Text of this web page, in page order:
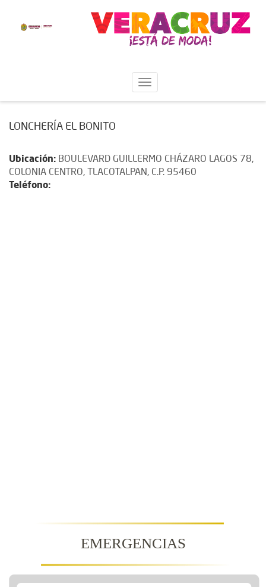
LONCHERÍA EL BONITO
Ubicación: BOULEVARD GUILLERMO CHÁZARO LAGOS 78,
COLONIA CENTRO, TLACOTALPAN, C.P. 95460
Teléfono:
EMERGENCIAS